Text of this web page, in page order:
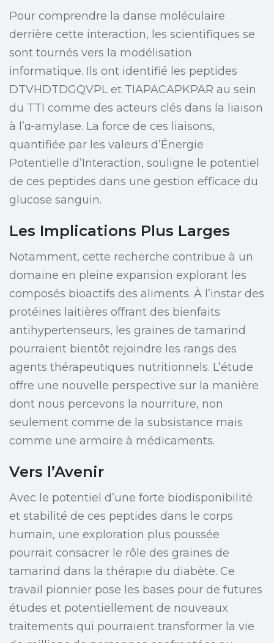
Pour comprendre la danse moléculaire
derrière cette interaction, les scientifiques se
sont tournés vers la modélisation
informatique. Ils ont identifié les peptides
DTVHDTDGQVPL et TIAPACAPKPAR au sein
du TTI comme des acteurs clés dans la liaison
à l’α-amylase. La force de ces liaisons,
quantifiée par les valeurs d’Énergie
Potentielle d’Interaction, souligne le potentiel
de ces peptides dans une gestion efficace du
glucose sanguin.
Les Implications Plus Larges
Notamment, cette recherche contribue à un
domaine en pleine expansion explorant les
composés bioactifs des aliments. À l’instar des
protéines laitières offrant des bienfaits
antihypertenseurs, les graines de tamarind
pourraient bientôt rejoindre les rangs des
agents thérapeutiques nutritionnels. L’étude
offre une nouvelle perspective sur la manière
dont nous percevons la nourriture, non
seulement comme de la subsistance mais
comme une armoire à médicaments.
Vers l’Avenir
Avec le potentiel d’une forte biodisponibilité
et stabilité de ces peptides dans le corps
humain, une exploration plus poussée
pourrait consacrer le rôle des graines de
tamarind dans la thérapie du diabète. Ce
travail pionnier pose les bases pour de futures
études et potentiellement de nouveaux
traitements qui pourraient transformer la vie